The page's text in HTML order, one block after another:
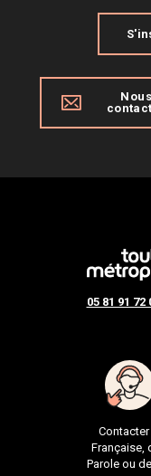
05 81 91 72
Française,
Parole ou
Nous